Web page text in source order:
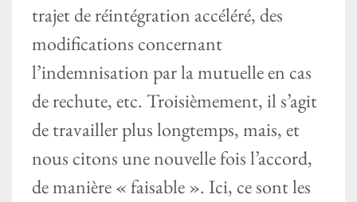
trajet de réintégration accéléré, des
modifications concernant
l’indemnisation par la mutuelle en cas
de rechute, etc. Troisièmement, il s’agit
de travailler plus longtemps, mais, et
nous citons une nouvelle fois l’accord,
de manière « faisable ». Ici, ce sont les